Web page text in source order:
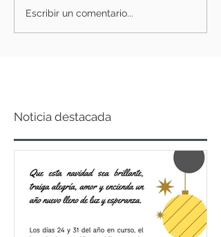
Escribir un comentario...
Noticia destacada